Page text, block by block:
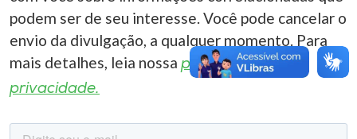
podem ser de seu interesse. Você pode cancelar o
envio da divulgação, a qualquer momento. Para
mais detalhes, leia nossa política de
privacidade.